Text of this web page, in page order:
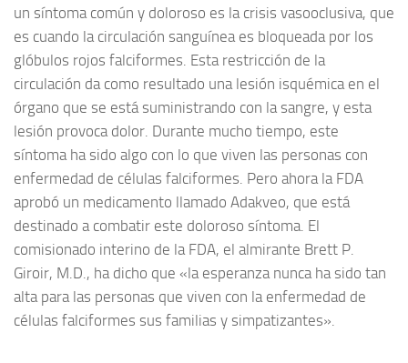
un síntoma común y doloroso es la crisis vasooclusiva, que
es cuando la circulación sanguínea es bloqueada por los
glóbulos rojos falciformes. Esta restricción de la
circulación da como resultado una lesión isquémica en el
órgano que se está suministrando con la sangre, y esta
lesión provoca dolor. Durante mucho tiempo, este
síntoma ha sido algo con lo que viven las personas con
enfermedad de células falciformes. Pero ahora la FDA
aprobó un medicamento llamado Adakveo, que está
destinado a combatir este doloroso síntoma. El
comisionado interino de la FDA, el almirante Brett P.
Giroir, M.D., ha dicho que «la esperanza nunca ha sido tan
alta para las personas que viven con la enfermedad de
células falciformes sus familias y simpatizantes».